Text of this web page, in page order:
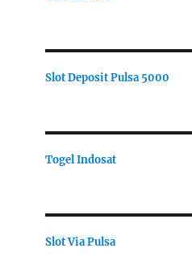
Slot Deposit Pulsa 5000
Togel Indosat
Slot Via Pulsa